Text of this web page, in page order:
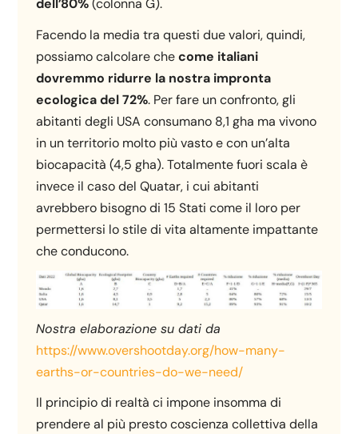
dell’80%(colonna G).
Facendo la media tra questi due valori, quindi,
possiamo calcolare checome italiani
dovremmo ridurre la nostra impronta
ecologica del 72%. Per fare un confronto, gli
abitanti degli USA consumano 8,1 gha ma vivono
in un territorio molto più vasto e con un’alta
biocapacità (4,5 gha). Totalmente fuori scala è
invece il caso del Quatar, i cui abitanti
avrebbero bisogno di 15 Stati come il loro per
permettersi lo stile di vita altamente impattante
che conducono.
Nostra elaborazione su dati da
https://www.overshootday.org/how-many-
earths-or-countries-do-we-need/
Il principio di realtà ci impone insomma di
prendere al più presto coscienza collettiva della